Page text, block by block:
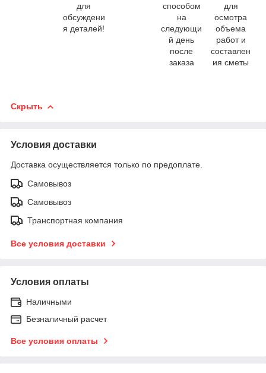
для
обсуждени
я деталей!
способом
на
следующи
й день
после
заказа
для
осмотра
объема
работ и
составлен
ия сметы
Скрыть
Условия доставки
Доставка осуществляется только по предоплате.
Самовывоз
Самовывоз
Транспортная компания
Все условия доставки
Условия оплаты
Наличными
Безналичный расчет
Все условия оплаты